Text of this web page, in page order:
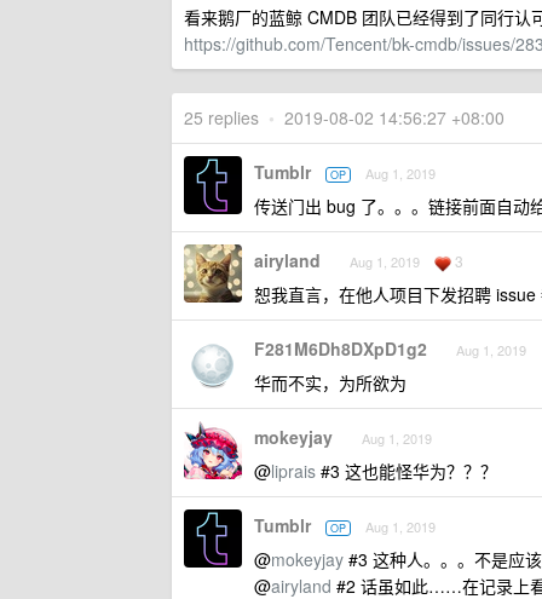
看来鹅厂的蓝鲸 CMDB 团队已经得到了同行认
https://github.com/Tencent/bk-cmdb/issues/
25 replies • 2019-08-02 14:56:27 +08:00
Tumblr OP Aug 1, 2019
传送门出 bug 了。。。链接前面自动
airyland Aug 1, 2019 3
恕我直言，在他人项目下发招聘 issue
F281M6Dh8DXpD1g2 Aug 1, 2019
华而不实，为所欲为
mokeyjay Aug 1, 2019
@liprais #3 这也能怪华为？？？
Tumblr OP Aug 1, 2019
@mokeyjay #3 这种人。。。不是应
@airyland #2 话虽如此……在记录上